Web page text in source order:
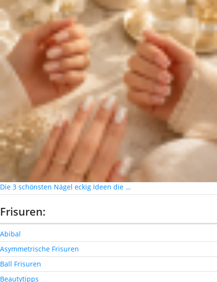
Die 3 schönsten Nägel eckig Ideen die …
Frisuren:
Abibal
Asymmetrische Frisuren
Ball Frisuren
Beautytipps